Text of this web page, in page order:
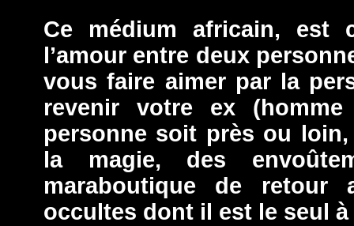
Ce médium africain, est
l’amour entre deux
vous faire aimer par la
revenir votre ex
personne soit près ou loin,
la magie, des
maraboutique de retour
occultes dont il est le seul